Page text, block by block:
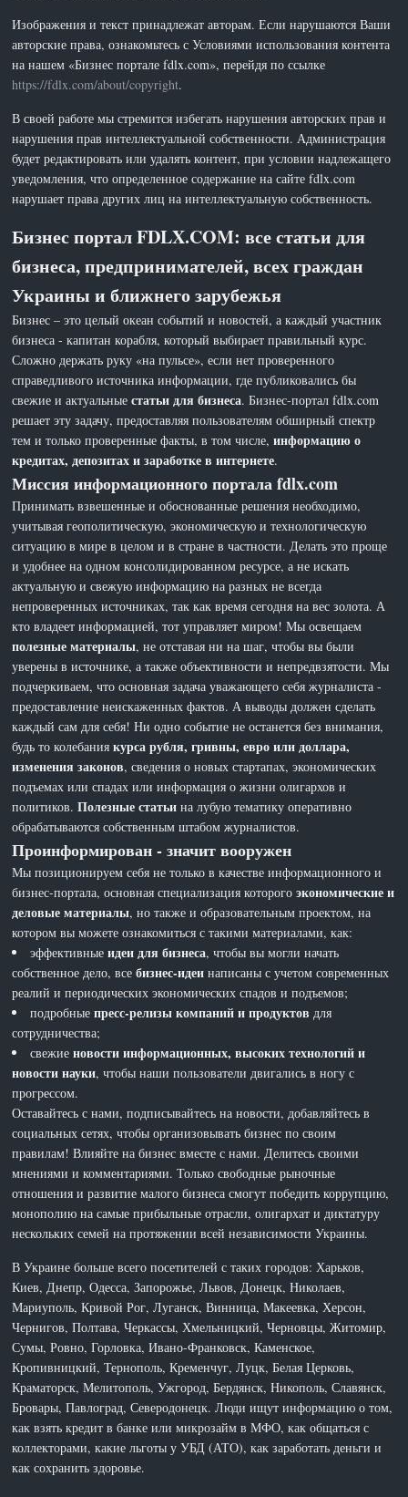
Изображения и текст принадлежат авторам. Если нарушаются Ваши
авторские права, ознакомьтесь с Условиями использования контента
на нашем «Бизнес портале fdlx.com», перейдя по ссылке
https://fdlx.com/about/copyright.
В своей работе мы стремится избегать нарушения авторских прав и
нарушения прав интеллектуальной собственности. Администрация
будет редактировать или удалять контент, при условии надлежащего
уведомления, что определенное содержание на сайте fdlx.com
нарушает права других лиц на интеллектуальную собственность.
Бизнес портал FDLX.COM: все статьи для
бизнеса, предпринимателей, всех граждан
Украины и ближнего зарубежья
Бизнес – это целый океан событий и новостей, а каждый участник
бизнеса - капитан корабля, который выбирает правильный курс.
Сложно держать руку «на пульсе», если нет проверенного
справедливого источника информации, где публиковались бы
свежие и актуальныестатьи для бизнеса. Бизнес-портал fdlx.com
решает эту задачу, предоставляя пользователям обширный спектр
тем и только проверенные факты, в том числе,информацию о
кредитах, депозитах и заработке в интернете.
Миссия информационного портала fdlx.com
Принимать взвешенные и обоснованные решения необходимо,
учитывая геополитическую, экономическую и технологическую
ситуацию в мире в целом и в стране в частности. Делать это проще
и удобнее на одном консолидированном ресурсе, а не искать
актуальную и свежую информацию на разных не всегда
непроверенных источниках, так как время сегодня на вес золота. А
кто владеет информацией, тот управляет миром! Мы освещаем
полезные материалы, не отставая ни на шаг, чтобы вы были
уверены в источнике, а также объективности и непредвзятости. Мы
подчеркиваем, что основная задача уважающего себя журналиста -
предоставление неискаженных фактов. А выводы должен сделать
каждый сам для себя! Ни одно событие не останется без внимания,
будь то колебаниякурса рубля, гривны, евро или доллара,
изменения законов, сведения о новых стартапах, экономических
подъемах или спадах или информация о жизни олигархов и
политиков.Полезные статьи на лубую тематику оперативно
обрабатываются собственным штабом журналистов.
Проинформирован - значит вооружен
Мы позиционируем себя не только в качестве информационного и
бизнес-портала, основная специализация которогоэкономические и
деловые материалы, но также и образовательным проектом, на
котором вы можете ознакомиться с такими материалами, как:
эффективныеидеи для бизнеса, чтобы вы могли начать
собственное дело, всебизнес-идеи написаны с учетом современных
реалий и периодических экономических спадов и подъемов;
подробныепресс-релизы компаний и продуктов для
сотрудничества;
свежиеновости информационных, высоких технологий и
новости науки, чтобы наши пользователи двигались в ногу с
прогрессом.
Оставайтесь с нами, подписывайтесь на новости, добавляйтесь в
социальных сетях, чтобы организовывать бизнес по своим
правилам! Влияйте на бизнес вместе с нами. Делитесь своими
мнениями и комментариями. Только свободные рыночные
отношения и развитие малого бизнеса смогут победить коррупцию,
монополию на самые прибыльные отрасли, олигархат и диктатуру
нескольких семей на протяжении всей независимости Украины.
В Украине больше всего посетителей с таких городов: Харьков,
Киев, Днепр, Одесса, Запорожье, Львов, Донецк, Николаев,
Мариуполь, Кривой Рог, Луганск, Винница, Макеевка, Херсон,
Чернигов, Полтава, Черкассы, Хмельницкий, Черновцы, Житомир,
Сумы, Ровно, Горловка, Ивано-Франковск, Каменское,
Кропивницкий, Тернополь, Кременчуг, Луцк, Белая Церковь,
Краматорск, Мелитополь, Ужгород, Бердянск, Никополь, Славянск,
Бровары, Павлоград, Северодонецк. Люди ищут информацию о том,
как взять кредит в банке или микрозайм в МФО, как общаться с
коллекторами, какие льготы у УБД (АТО), как заработать деньги и
как сохранить здоровье.